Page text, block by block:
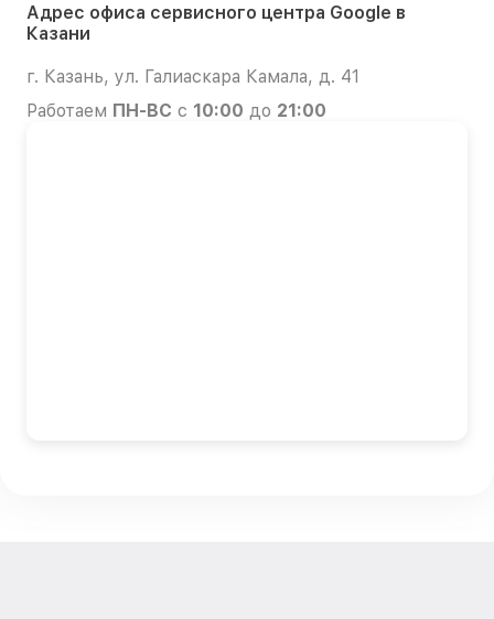
Адрес офиса сервисного центра Google в
Казани
г. Казань, ул. Галиаскара Камала, д. 41
Работаем ПН-ВС с 10:00 до 21:00